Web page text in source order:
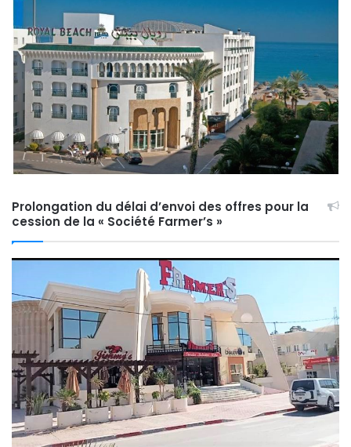
Prolongation du délai d’envoi des offres pour la
cession de la « Société Farmer’s »